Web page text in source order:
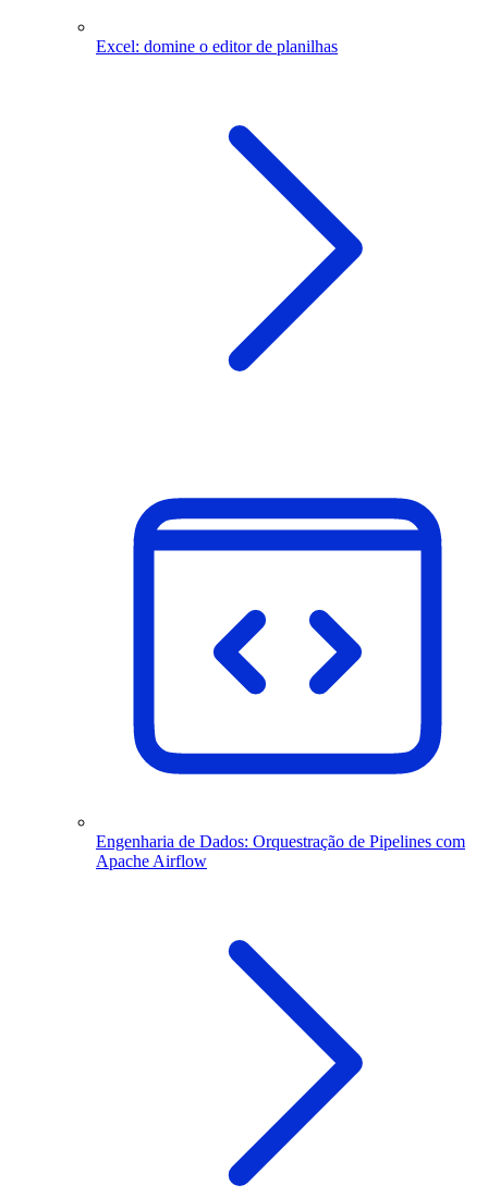
Excel: domine o editor de planilhas
Engenharia de Dados: Orquestração de Pipelines com
Apache Airflow